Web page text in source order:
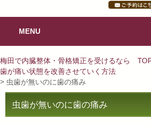
MENU
梅田で内臓整体・骨格矯正を受けるなら
歯が痛い状態を改善させていく方法
> 虫歯が無いのに歯の痛み
虫歯が無いのに歯の痛み